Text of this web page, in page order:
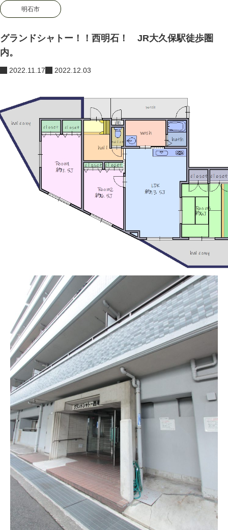
神明住建の不動産売買・管理に関する情報サイト
ブログ マンションさがし
明石市
グランドシャトー！！西明石！ JR大久保駅徒歩圏
内。
2022.11.17 2022.12.03
『グランドシャトー西明石』
JR大久保駅徒歩圏内。山陽電鉄中八木駅と2沿線利用可
能！
専有面積76.23㎡ 3LDK
3階角部屋。